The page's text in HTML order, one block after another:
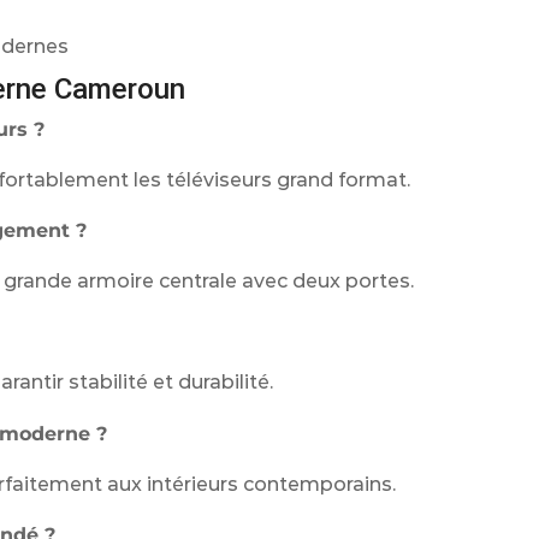
Cameroun
?
les téléviseurs grand format.
?
armoire centrale avec deux portes.
stabilité et durabilité.
?
aux intérieurs contemporains.
?